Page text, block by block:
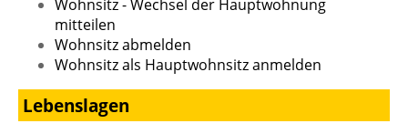
Wohnsitz - Wechsel der Hauptwohnung
mitteilen
Wohnsitz abmelden
Wohnsitz als Hauptwohnsitz anmelden
Lebenslagen